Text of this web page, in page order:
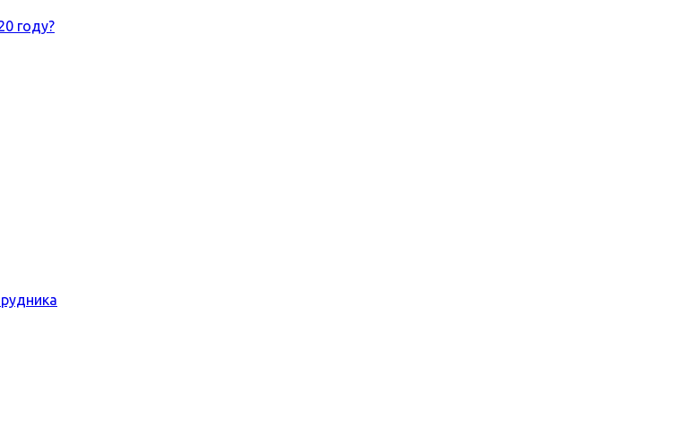
году?